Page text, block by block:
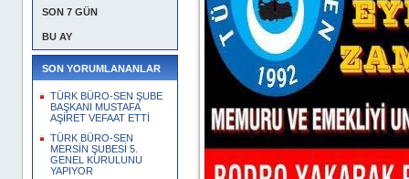
SON 7 GÜN
BU AY
SON YORUMLANANLAR
TÜRK BÜRO-SEN ŞUBE
BAŞKANI MUSTAFA
AŞİRET VEFAAT ETTİ
TÜRK BÜRO-SEN
MERSİN ŞUBESİ 5.
GENEL KURULUNU
YAPIYOR